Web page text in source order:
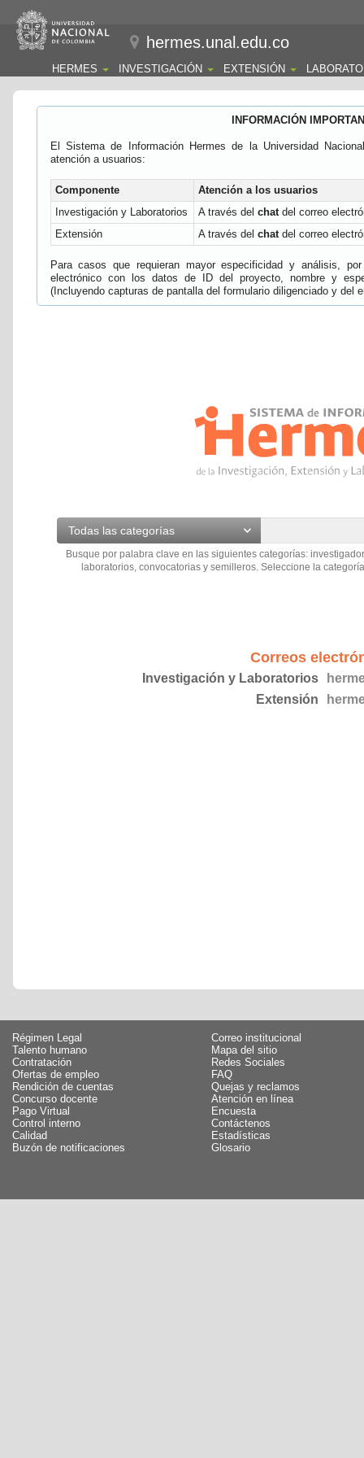
hermes.unal.edu.co
HERMES INVESTIGACIÓN EXTENSIÓN
INFORMACIÓN
El Sistema de Información Hermes de la Universidad
atención a usuarios:
Componente
Atención a los usuarios
Investigación y Laboratorios
A través del chatdel correo
Extensión
A través del chatdel correo
Para casos que requieran mayor especificidad y análisis,
electrónico con los datos de ID del proyecto, nombre y
(Incluyendo capturas de pantalla del formulario diligenciado y del
Todas las categorías
Busque por palabra clave en las siguientes categorías:
laboratorios, convocatorias y semilleros. Seleccione la
Correos
Investigación y Laboratorios
Extensión
Régimen Legal
Talento humano
Contratación
Ofertas de empleo
Rendición de cuentas
Concurso docente
Pago Virtual
Control interno
Calidad
Buzón de notificaciones
Correo institucional
Mapa del sitio
Redes Sociales
FAQ
Quejas y reclamos
Atención en línea
Encuesta
Contáctenos
Estadísticas
Glosario